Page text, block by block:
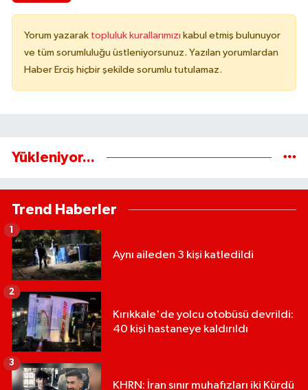
Yorum yazarak topluluk kurallarımızı kabul etmiş bulunuyor
ve tüm sorumluluğu üstleniyorsunuz. Yazılan yorumlardan
Haber Erciş hiçbir şekilde sorumlu tutulamaz.
Yükleniyor...
Trend Haberler
Aynı aileden 3 kişi katledildi
1
Kırıkkale'de yolcu otobüsü devrildi:
40 kişi hastaneye kaldırıldı
2
KHRN: İran sınır muhafızları iki Kürdü
3